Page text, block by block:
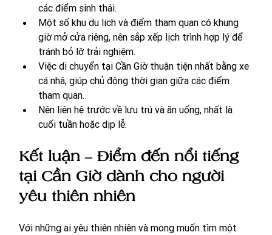
các điểm sinh thái.
Một số khu du lịch và điểm tham quan có khung
giờ mở cửa riêng, nên sắp xếp lịch trình hợp lý để
tránh bỏ lỡ trải nghiệm.
Việc di chuyển tại Cần Giờ thuận tiện nhất bằng xe
cá nhâ, giúp chủ động thời gian giữa các điểm
tham quan.
Nên liên hệ trước về lưu trú và ăn uống, nhất là
cuối tuần hoặc dịp lễ.
Kết luận – Điểm đến nổi tiếng
tại Cần Giờ dành cho người
yêu thiên nhiên
Với những ai yêu thiên nhiên và mong muốn tìm một